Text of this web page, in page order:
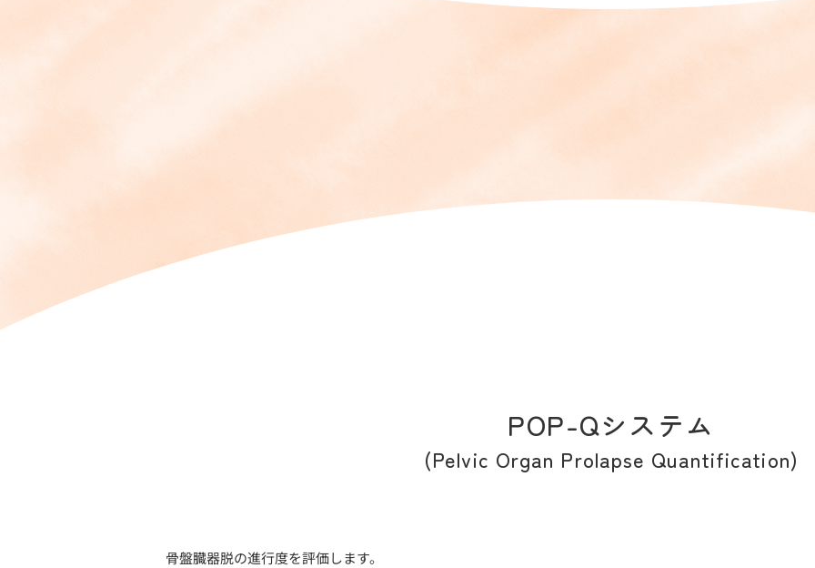
POP-Qシステム
(Pelvic Organ Prolapse Quantification)
骨盤臓器脱の進行度を評価します。